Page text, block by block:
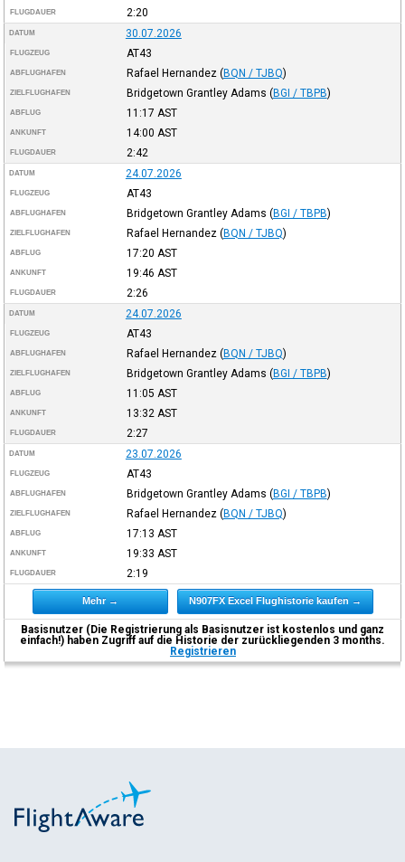
FLUGDAUER 2:20
DATUM 30.07.2026
FLUGZEUG AT43
ABFLUGHAFEN Rafael Hernandez (BQN / TJBQ)
ZIELFLUGHAFEN Bridgetown Grantley Adams (BGI / TBPB)
ABFLUG 11:17 AST
ANKUNFT 14:00 AST
FLUGDAUER 2:42
DATUM 24.07.2026
FLUGZEUG AT43
ABFLUGHAFEN Bridgetown Grantley Adams (BGI / TBPB)
ZIELFLUGHAFEN Rafael Hernandez (BQN / TJBQ)
ABFLUG 17:20 AST
ANKUNFT 19:46 AST
FLUGDAUER 2:26
DATUM 24.07.2026
FLUGZEUG AT43
ABFLUGHAFEN Rafael Hernandez (BQN / TJBQ)
ZIELFLUGHAFEN Bridgetown Grantley Adams (BGI / TBPB)
ABFLUG 11:05 AST
ANKUNFT 13:32 AST
FLUGDAUER 2:27
DATUM 23.07.2026
FLUGZEUG AT43
ABFLUGHAFEN Bridgetown Grantley Adams (BGI / TBPB)
ZIELFLUGHAFEN Rafael Hernandez (BQN / TJBQ)
ABFLUG 17:13 AST
ANKUNFT 19:33 AST
FLUGDAUER 2:19
Mehr → N907FX Excel Flughistorie kaufen →
Basisnutzer (Die Registrierung als Basisnutzer ist kostenlos und ganz
einfach!) haben Zugriff auf die Historie der zurückliegenden 3 months.
Registrieren